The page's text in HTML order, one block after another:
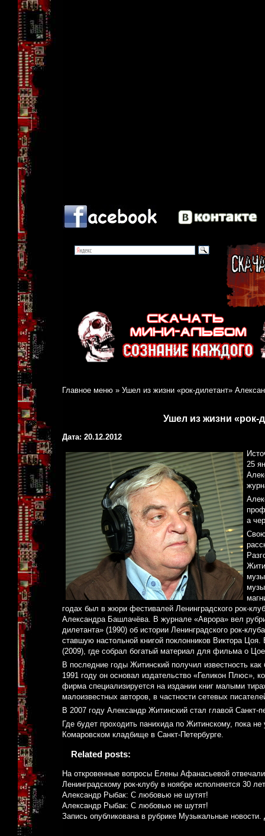
Главное меню » Ушел из жизни «рок-дилетант»
Ушел из жизни «рок-
Дата: 20.12.2012
25
а
годах был в жюри фестивалей Ленинградского рок-
Александра Башлачёва. В журнале «Аврора» вел
дилетанта» (1990) об истории Ленинградского рок-
ставшую настольной книгой поклонников Виктора
(2009), где собрал богатый материал для фильма о
В последние годы Житинский получил известность
1991 году он основал издательство «Геликон Плюс»,
фирма специализируется на издании книг малыми
малоизвестных авторов, в частности сетевых
В 2007 году Александр Житинский стал главой Санкт-
Где будет проходить панихида по Житинскому, пока
Комаровском кладбище в Санкт-Петербурге.
Related posts:
На откровенные вопросы Елены Афанасьевой
Ленинградскому рок-клубу в ноябре исполняется 30 лет
Александр Рыбак: С любовью не шутят!
Александр Рыбак: С любовью не шутят!
Запись опубликована в рубрике Музыкальные новости.